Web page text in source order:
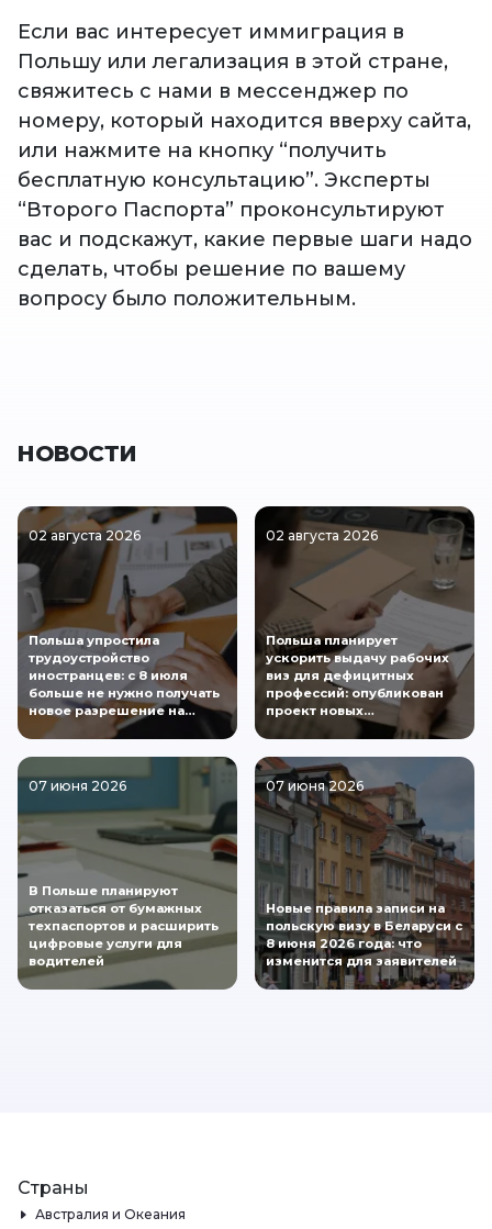
Если вас интересует иммиграция в
Польшу или легализация в этой стране,
свяжитесь с нами в мессенджер по
номеру, который находится вверху сайта,
или нажмите на кнопку “получить
бесплатную консультацию”. Эксперты
“Второго Паспорта” проконсультируют
вас и подскажут, какие первые шаги надо
сделать, чтобы решение по вашему
вопросу было положительным.
НОВОСТИ
02 августа 2026
Польша упростила
трудоустройство
иностранцев: с 8 июля
больше не нужно получать
новое разрешение на…
02 августа 2026
Польша планирует
ускорить выдачу рабочих
виз для дефицитных
профессий: опубликован
проект новых…
07 июня 2026
В Польше планируют
отказаться от бумажных
техпаспортов и расширить
цифровые услуги для
водителей
07 июня 2026
Новые правила записи на
польскую визу в Беларуси с
8 июня 2026 года: что
изменится для заявителей
Страны
Австралия и Океания